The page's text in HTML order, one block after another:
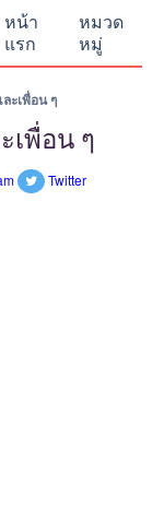
หน้า
แรก
หมวด
หมู่
ะเพื่อน ๆ
เพื่อน ๆ
Twitter